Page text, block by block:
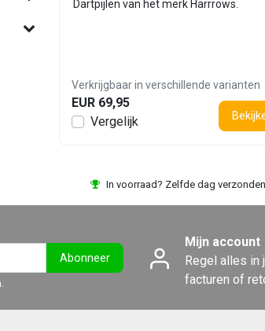
Dartpijlen van het merk Harrrows.
Verkrijgbaar in verschillende varianten
EUR 69,95
Vergelijk
In voorraad? Zelfde dag
Abonneer
Mijn account
Regel alles in
facturen of